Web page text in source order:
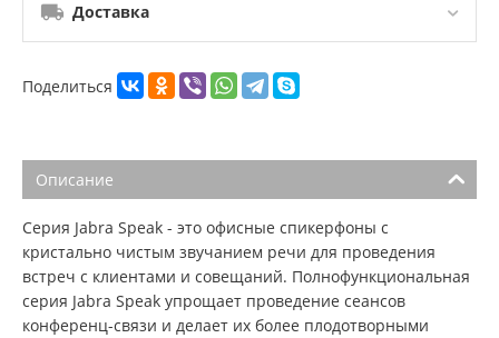
Доставка
Поделиться
Описание
Серия Jabra Speak - это офисные спикерфоны с
кристально чистым звучанием речи для проведения
встреч с клиентами и совещаний. Полнофункциональная
серия Jabra Speak упрощает проведение сеансов
конференц-связи и делает их более плодотворными